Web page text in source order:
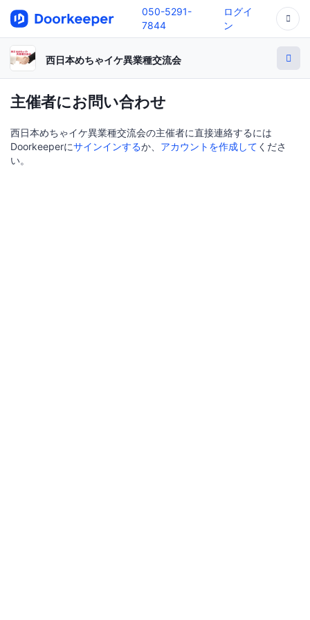
050-5291-
7844
ログイ
ン
西日本めちゃイケ異業種交流会
主催者にお問い合わせ
西日本めちゃイケ異業種交流会の主催者に直接連絡するには
Doorkeeperにサインインするか、 アカウントを作成して くださ
い。